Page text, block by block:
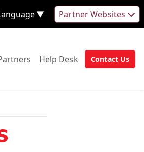
▼ Partner Websites
to: Go to:
Help Desk Go to:Go to:
Contact Us